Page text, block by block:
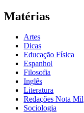
Matérias
Artes
Dicas
Educação Física
Espanhol
Filosofia
Inglês
Literatura
Redações Nota Mil
Sociologia